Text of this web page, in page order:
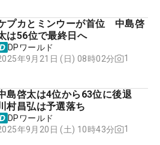
プカとミンウーが首位 中島啓
は56位で最終日へ
DPワールド
年9月21日 (日) 08時02分
1
島啓太は4位から63位に後退
村昌弘は予選落ち
DPワールド
年9月20日 (土) 10時43分
1